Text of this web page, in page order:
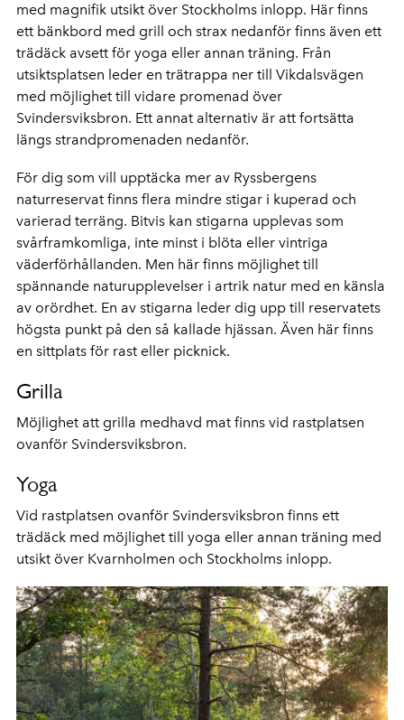
med magnifik utsikt över Stockholms inlopp. Här finns
ett bänkbord med grill och strax nedanför finns även ett
trädäck avsett för yoga eller annan träning. Från
utsiktsplatsen leder en trätrappa ner till Vikdalsvägen
med möjlighet till vidare promenad över
Svindersviksbron. Ett annat alternativ är att fortsätta
längs strandpromenaden nedanför.
För dig som vill upptäcka mer av Ryssbergens
naturreservat finns flera mindre stigar i kuperad och
varierad terräng. Bitvis kan stigarna upplevas som
svårframkomliga, inte minst i blöta eller vintriga
väderförhållanden. Men här finns möjlighet till
spännande naturupplevelser i artrik natur med en känsla
av orördhet. En av stigarna leder dig upp till reservatets
högsta punkt på den så kallade hjässan. Även här finns
en sittplats för rast eller picknick.
Grilla
Möjlighet att grilla medhavd mat finns vid rastplatsen
ovanför Svindersviksbron.
Yoga
Vid rastplatsen ovanför Svindersviksbron finns ett
trädäck med möjlighet till yoga eller annan träning med
utsikt över Kvarnholmen och Stockholms inlopp.